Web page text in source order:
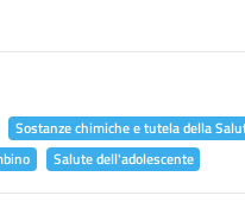
Sostanze chimiche e tutela della
Salute dell'adolescente